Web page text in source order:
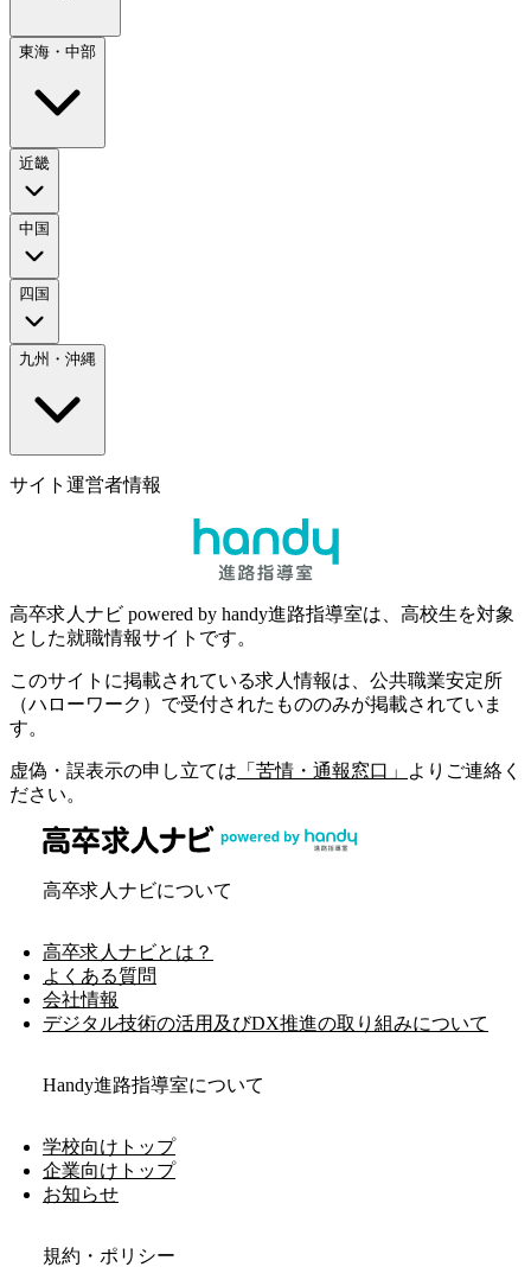
東海・中部
近畿
中国
四国
九州・沖縄
サイト運営者情報
高卒求人ナビ powered by handy進路指導室は、高校生を対象
とした就職情報サイトです。
このサイトに掲載されている求人情報は、公共職業安定所
（ハローワーク）で受付されたもののみが掲載されていま
す。
虚偽・誤表示の申し立ては 「苦情・通報窓口」
よりご連絡く
ださい。
高卒求人ナビについて
高卒求人ナビとは？
よくある質問
会社情報
デジタル技術の活用及びDX推進の取り組みについて
Handy進路指導室について
学校向けトップ
企業向けトップ
お知らせ
規約・ポリシー